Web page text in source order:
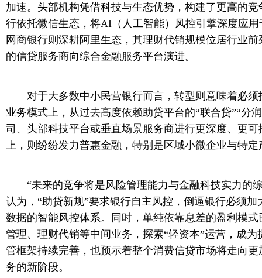
加速。头部机构凭借科技与生态优势，构建了更高的
行依托微信生态，将AI（人工智能）风控引擎深度应用
网商银行则深耕阿里生态，其理财代销规模位居行业
的信贷服务商向综合金融服务平台演进。
对于大多数中小民营银行而言，转型则意味着必
业务模式上，从过去高度依赖助贷平台的“联合贷”“分
司、头部科技平台或垂直场景服务商进行更深度、更
上，则纷纷发力普惠金融，特别是区域小微企业与特
“未来的竞争将是风险管理能力与金融科技实力的
认为，“助贷新规”要求银行自主风控，倒逼银行必须
数据的智能风控体系。同时，单纯依靠息差的盈利模
管理、理财代销等中间业务，探索“轻资本”运营，成
管框架持续完善，也预示着整个消费信贷市场将走向
务的新阶段。